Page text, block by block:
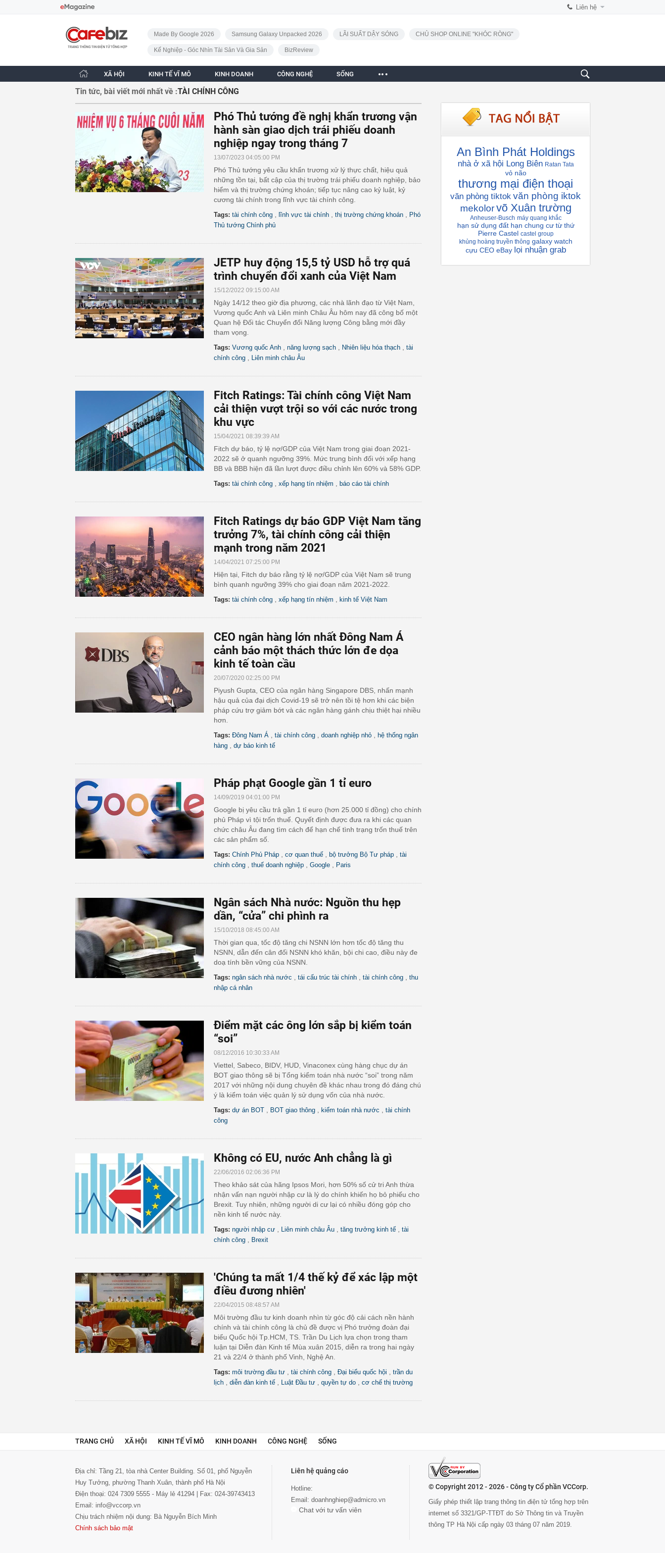
Liên hệ
CafeBiz - Trang chủ
Made By Google 2026
Samsung Galaxy Unpacked 2026 LÃI SUẤT DẬY SÓNG CHỦ SHOP ONLINE "KHÓC RÒNG"
Kế Nghiệp - Góc Nhìn Tài Sản Và Gia Sản BizReview
XÃ HỘI KINH TẾ VĨ MÔ KINH DOANH CÔNG NGHỆ SỐNG
Tin tức, bài viết mới nhất về :TÀI CHÍNH CÔNG
Phó Thủ tướng đề nghị khẩn trương vận
hành sàn giao dịch trái phiếu doanh
nghiệp ngay trong tháng 7
13/07/2023 04:05:00 PM
Phó Thủ tướng yêu cầu khẩn trương xử lý thực chất, hiệu quả
những tồn tại, bất cập của thị trường trái phiếu doanh nghiệp, bảo
hiểm và thị trường chứng khoán; tiếp tục nâng cao kỷ luật, kỷ
cương tài chính trong lĩnh vực tài chính công.
Tags: tài chính công lĩnh vực tài chính thị trường chứng khoán
Phó
Thủ tướng Chính phủ
JETP huy động 15,5 tỷ USD hỗ trợ quá
trình chuyển đổi xanh của Việt Nam
15/12/2022 09:15:00 AM
Ngày 14/12 theo giờ địa phương, các nhà lãnh đạo từ Việt Nam,
Vương quốc Anh và Liên minh Châu Âu hôm nay đã công bố một
Quan hệ Đối tác Chuyển đổi Năng lượng Công bằng mới đầy
tham vọng.
Tags: Vương quốc Anh năng lượng sạch Nhiên liệu hóa thạch
tài
chính công
Liên minh châu Âu
Fitch Ratings: Tài chính công Việt Nam
cải thiện vượt trội so với các nước trong
khu vực
15/04/2021 08:39:39 AM
Fitch dự báo, tỷ lệ nợ/GDP của Việt Nam trong giai đoạn 2021-
2022 sẽ ở quanh ngưỡng 39%. Mức trung bình đối với xếp hạng
BB và BBB hiện đã lần lượt được điều chỉnh lên 60% và 58% GDP.
Tags: tài chính công xếp hạng tín nhiệm báo cáo tài chính
Fitch Ratings dự báo GDP Việt Nam tăng
trưởng 7%, tài chính công cải thiện
mạnh trong năm 2021
14/04/2021 07:25:00 PM
Hiện tại, Fitch dự báo rằng tỷ lệ nợ/GDP của Việt Nam sẽ trung
bình quanh ngưỡng 39% cho giai đoạn năm 2021-2022.
Tags: tài chính công xếp hạng tín nhiệm kinh tế Việt Nam
CEO ngân hàng lớn nhất Đông Nam Á
cảnh báo một thách thức lớn đe dọa
kinh tế toàn cầu
20/07/2020 02:25:00 PM
Piyush Gupta, CEO của ngân hàng Singapore DBS, nhấn mạnh
hậu quả của đại dịch Covid-19 sẽ trở nên tồi tệ hơn khi các biện
pháp cứu trợ giảm bớt và các ngân hàng gánh chịu thiệt hại nhiều
hơn.
Tags: Đông Nam Á tài chính công doanh nghiệp nhỏ
hệ thống ngân
hàng
dự báo kinh tế
Pháp phạt Google gần 1 tỉ euro
14/09/2019 04:01:00 PM
Google bị yêu cầu trả gần 1 tỉ euro (hơn 25.000 tỉ đồng) cho chính
phủ Pháp vì tội trốn thuế. Quyết định được đưa ra khi các quan
chức châu Âu đang tìm cách để hạn chế tình trạng trốn thuế trên
các sản phẩm số.
Tags: Chính Phủ Pháp cơ quan thuế bộ trưởng Bộ Tư pháp
tài
chính công
thuế doanh nghiệp Google Paris
Ngân sách Nhà nước: Nguồn thu hẹp
dần, “cửa” chi phình ra
15/10/2018 08:45:00 AM
Thời gian qua, tốc độ tăng chi NSNN lớn hơn tốc độ tăng thu
NSNN, dẫn đến cân đối NSNN khó khăn, bội chi cao, điều này đe
doạ tính bền vững của NSNN.
Tags: ngân sách nhà nước tái cấu trúc tài chính tài chính công
thu
nhập cá nhân
Điểm mặt các ông lớn sắp bị kiểm toán
“soi”
08/12/2016 10:30:33 AM
Viettel, Sabeco, BIDV, HUD, Vinaconex cùng hàng chục dự án
BOT giao thông sẽ bị Tổng kiểm toán nhà nước “soi” trong năm
2017 với những nội dung chuyên đề khác nhau trong đó đáng chú
ý là kiểm toán việc quản lý sử dụng vốn của nhà nước.
Tags: dự án BOT BOT giao thông kiểm toán nhà nước
tài chính
công
Không có EU, nước Anh chẳng là gì
22/06/2016 02:06:36 PM
Theo khảo sát của hãng Ipsos Mori, hơn 50% số cử tri Anh thừa
nhận vấn nạn người nhập cư là lý do chính khiến họ bỏ phiếu cho
Brexit. Tuy nhiên, những người di cư lại có nhiều đóng góp cho
nền kinh tế nước này.
Tags: người nhập cư Liên minh châu Âu tăng trưởng kinh tế
tài
chính công
Brexit
'Chúng ta mất 1/4 thế kỷ để xác lập một
điều đương nhiên'
22/04/2015 08:48:57 AM
Môi trường đầu tư kinh doanh nhìn từ góc độ cải cách nền hành
chính và tài chính công là chủ đề được vị Phó trưởng đoàn đại
biểu Quốc hội Tp.HCM, TS. Trần Du Lịch lựa chọn trong tham
luận tại Diễn đàn Kinh tế Mùa xuân 2015, diễn ra trong hai ngày
21 và 22/4 ở thành phố Vinh, Nghệ An.
Tags: môi trường đầu tư tài chính công Đại biểu quốc hội
trần du
lịch
diễn đàn kinh tế Luật Đầu tư quyền tự do cơ chế thị trường
An Bình Phát Holdings
nhà ở xã hội Long Biên Ratan Tata
vỏ não
thương mại điện thoại
văn phòng tiktok văn phòng iktok
mekolor võ Xuân trường
Anheuser-Busch máy quang khắc
hạn sử dụng đất hạn chung cư từ thứ
Pierre Castel castel group
khủng hoàng truyền thông galaxy watch
cựu CEO eBay lọi nhuận grab
TRANG CHỦ XÃ HỘI KINH TẾ VĨ MÔ KINH DOANH CÔNG NGHỆ SỐNG
Địa chỉ: Tầng 21, tòa nhà Center Building. Số 01, phố Nguyễn
Huy Tưởng, phường Thanh Xuân, thành phố Hà Nội
Điện thoại: 024 7309 5555 - Máy lẻ 41294 | Fax: 024-39743413
Email: info@vccorp.vn
Chịu trách nhiệm nội dung: Bà Nguyễn Bích Minh
Chính sách bảo mật
Liên hệ quảng cáo
Hotline:
Email: doanhnghiep@admicro.vn
Chat với tư vấn viên
© Copyright 2012 - 2026 - Công ty Cổ phần VCCorp.
Giấy phép thiết lập trang thông tin điện tử tổng hợp trên
internet số 3321/GP-TTĐT do Sở Thông tin và Truyền
thông TP Hà Nội cấp ngày 03 tháng 07 năm 2019.